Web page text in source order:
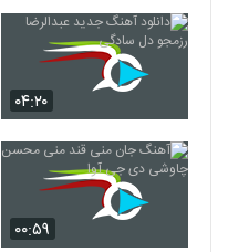
۰۴:۲۰
۰۰:۵۹